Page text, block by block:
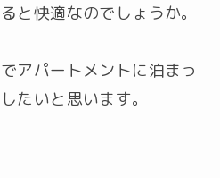
と快適なのでしょうか。
アパートメントに泊まっ
たいと思います。